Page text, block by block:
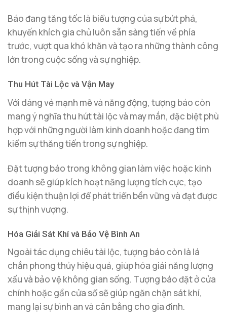
Báo đang tăng tốc là biểu tượng của sự bứt phá,
khuyến khích gia chủ luôn sẵn sàng tiến về phía
trước, vượt qua khó khăn và tạo ra những thành công
lớn trong cuộc sống và sự nghiệp.
Thu Hút Tài Lộc và Vận May
Với dáng vẻ mạnh mẽ và năng động, tượng báo còn
mang ý nghĩa thu hút tài lộc và may mắn, đặc biệt phù
hợp với những người làm kinh doanh hoặc đang tìm
kiếm sự thăng tiến trong sự nghiệp.
Đặt tượng báo trong không gian làm việc hoặc kinh
doanh sẽ giúp kích hoạt năng lượng tích cực, tạo
điều kiện thuận lợi để phát triển bền vững và đạt được
sự thịnh vượng.
Hóa Giải Sát Khí và Bảo Vệ Bình An
Ngoài tác dụng chiêu tài lộc, tượng báo còn là lá
chắn phong thủy hiệu quả, giúp hóa giải năng lượng
xấu và bảo vệ không gian sống. Tượng báo đặt ở cửa
chính hoặc gần cửa sổ sẽ giúp ngăn chặn sát khí,
mang lại sự bình an và cân bằng cho gia đình.